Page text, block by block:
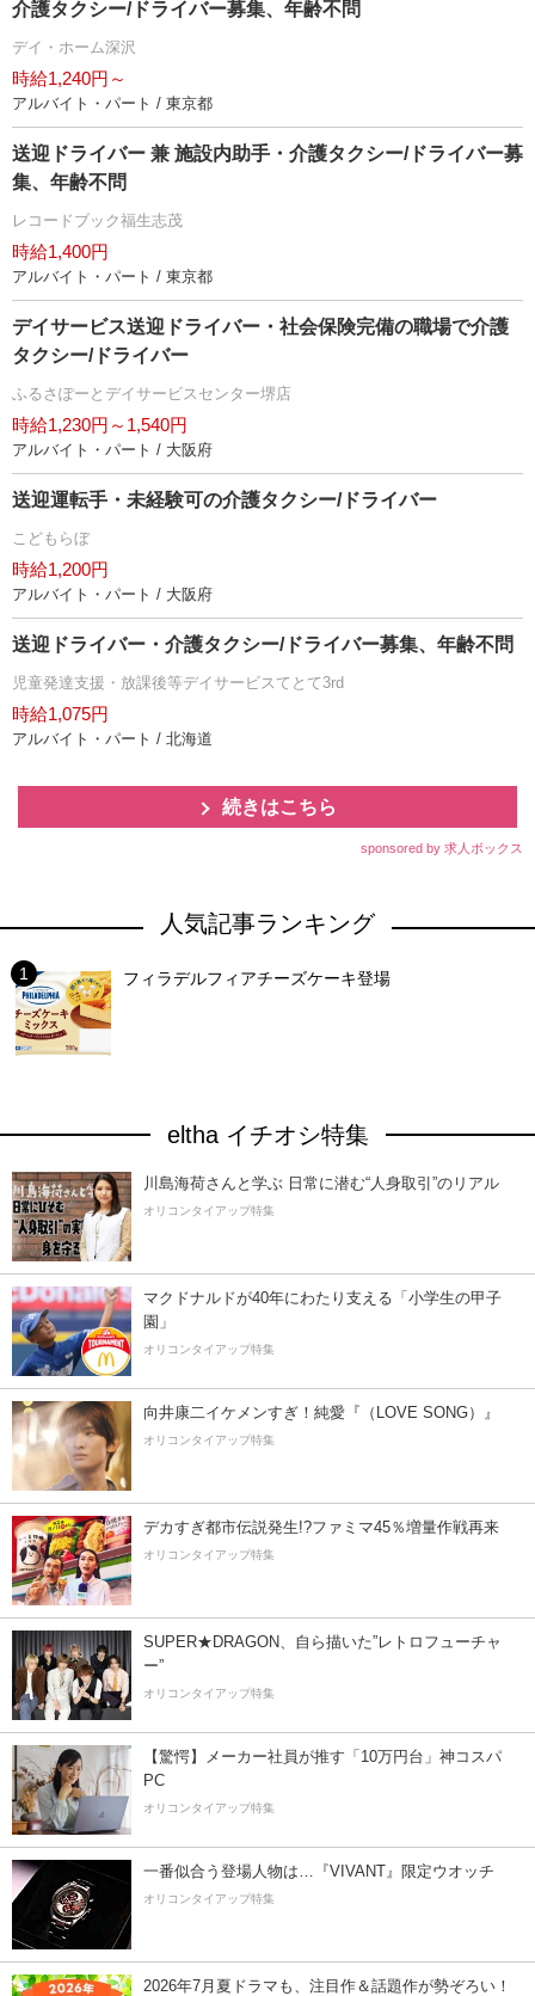
介護タクシー/ドライバー募集、年齢不問
デイ・ホーム深沢
時給1,240円～
アルバイト・パート / 東京都
送迎ドライバー 兼 施設内助手・介護タクシー/ドライバー募
集、年齢不問
レコードブック福生志茂
時給1,400円
アルバイト・パート / 東京都
デイサービス送迎ドライバー・社会保険完備の職場で介護
タクシー/ドライバー
ふるさぽーとデイサービスセンター堺店
時給1,230円～1,540円
アルバイト・パート / 大阪府
送迎運転手・未経験可の介護タクシー/ドライバー
こどもらぼ
時給1,200円
アルバイト・パート / 大阪府
送迎ドライバー・介護タクシー/ドライバー募集、年齢不問
児童発達支援・放課後等デイサービスてとて3rd
時給1,075円
アルバイト・パート / 北海道
続きはこちら
sponsored by 求人ボックス
人気記事ランキング
フィラデルフィアチーズケーキ登場
eltha イチオシ特集
川島海荷さんと学ぶ 日常に潜む“人身取引”のリアル
オリコンタイアップ特集
マクドナルドが40年にわたり支える「小学生の甲子
園」
オリコンタイアップ特集
向井康二イケメンすぎ！純愛『（LOVE SONG）』
オリコンタイアップ特集
デカすぎ都市伝説発生!?ファミマ45％増量作戦再来
オリコンタイアップ特集
SUPER★DRAGON、自ら描いた”レトロフューチャ
ー”
オリコンタイアップ特集
【驚愕】メーカー社員が推す「10万円台」神コスパ
PC
オリコンタイアップ特集
一番似合う登場人物は…『VIVANT』限定ウオッチ
オリコンタイアップ特集
2026年7月夏ドラマも、注目作＆話題作が勢ぞろい！